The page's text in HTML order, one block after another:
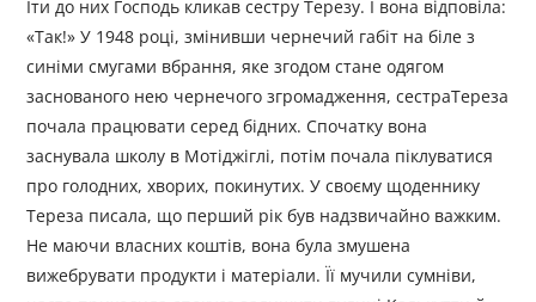
Іти до них Господь кликав сестру Терезу. І вона відповіла:
«Так!» У 1948 році, змінивши чернечий габіт на біле з
синіми смугами вбрання, яке згодом стане одягом
заснованого нею чернечого згромадження, сестраТереза
почала працювати серед бідних. Спочатку вона
заснувала школу в Мотіджіглі, потім почала піклуватися
про голодних, хворих, покинутих. У своєму щоденнику
Тереза писала, що перший рік був надзвичайно важким.
Не маючи власних коштів, вона була змушена
вижебрувати продукти і матеріали. Її мучили сумніви,